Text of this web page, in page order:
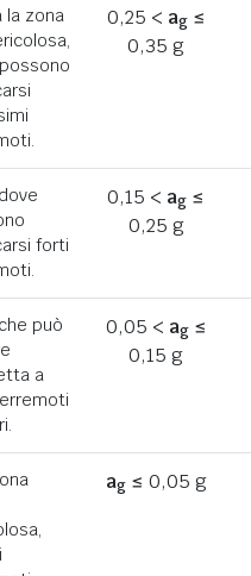
la zona
0,25 < ag≤
0,35 g
forti
0,15 < ag ≤
0,25 g
può
a
0,05 < ag≤
0,15 g
ag≤ 0,05 g